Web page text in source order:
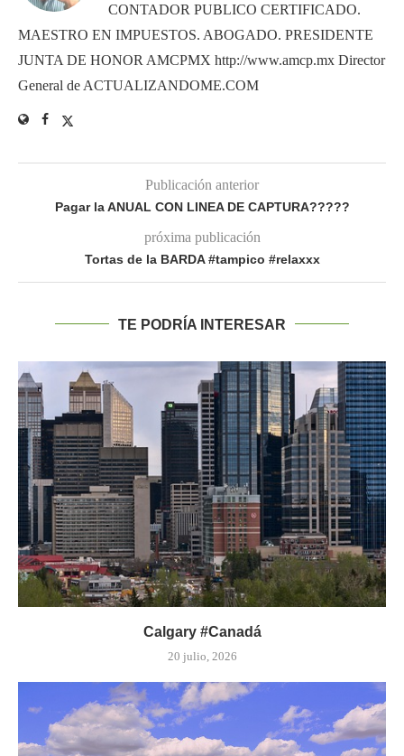
CONTADOR PUBLICO CERTIFICADO.
MAESTRO EN IMPUESTOS. ABOGADO. PRESIDENTE
JUNTA DE HONOR AMCPMX http://www.amcp.mx Director
General de ACTUALIZANDOME.COM
Publicación anterior
Pagar la ANUAL CON LINEA DE CAPTURA?????
próxima publicación
Tortas de la BARDA #tampico #relaxxx
TE PODRÍA INTERESAR
Calgary #Canadá
20 julio, 2026